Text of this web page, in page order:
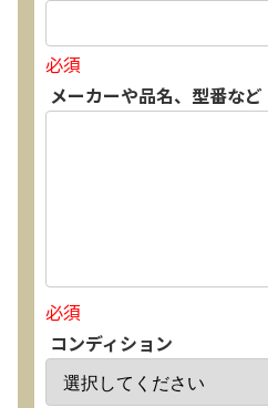
必須
メーカーや品名、型番など
必須
コンディション